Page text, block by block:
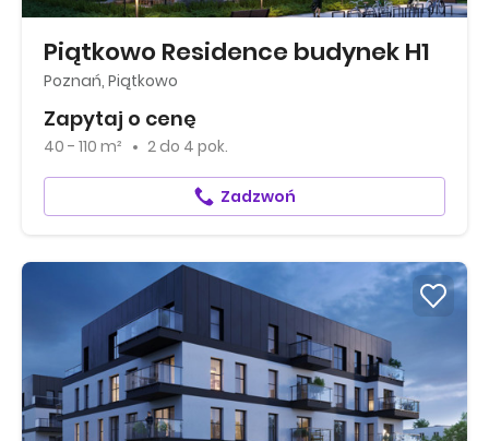
Piątkowo Residence budynek H1
Poznań, Piątkowo
Zapytaj o cenę
40 - 110 m² 2 do 4 pok.
Zadzwoń